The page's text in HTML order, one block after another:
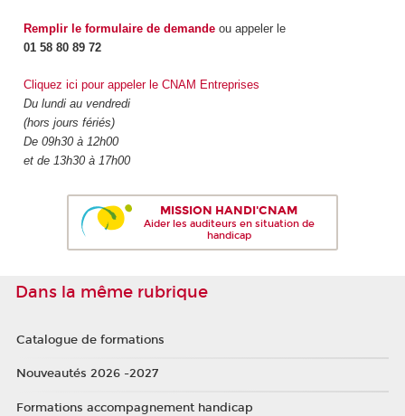
Remplir le formulaire de demandeou appeler le
01 58 80 89 72
Cliquez ici pour appeler le CNAM Entreprises
Du lundi au vendredi
(hors jours fériés)
De 09h30 à 12h00
et de 13h30 à 17h00
MISSION HANDI'CNAM
Aider les auditeurs en situation de
handicap
Dans la même rubrique
Catalogue de formations
Nouveautés 2026 -2027
Formations accompagnement handicap